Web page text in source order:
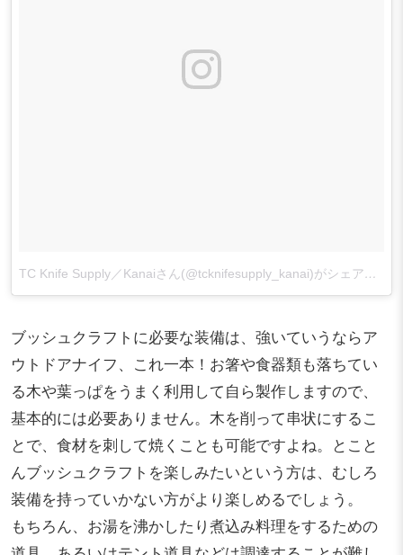
TC Knife Supply／Kanaiさん(@tcknifesupply_kanai)がシェアした投稿
ブッシュクラフトに必要な装備は、強いていうならア
ウトドアナイフ、これ一本！お箸や食器類も落ちてい
る木や葉っぱをうまく利用して自ら製作しますので、
基本的には必要ありません。木を削って串状にするこ
とで、食材を刺して焼くことも可能ですよね。とこと
んブッシュクラフトを楽しみたいという方は、むしろ
装備を持っていかない方がより楽しめるでしょう。
もちろん、お湯を沸かしたり煮込み料理をするための